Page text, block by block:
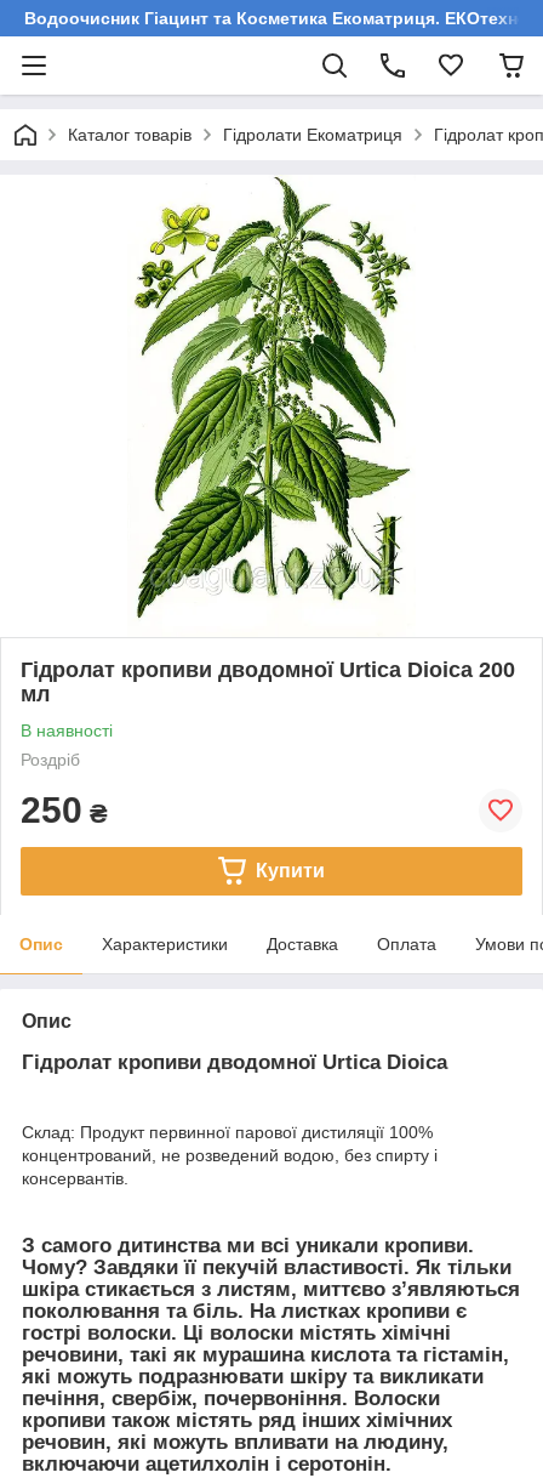
Водоочисник Гіацинт та Косметика Екоматриця.
Каталог товарів Гідролати Екоматриця Гідролат
Гідролат кропиви дводомної Urtica Dioica 200
мл
В наявності
Роздріб
250 ₴
Купити
Опис Характеристики Доставка Оплата Умови
Опис
Гідролат кропиви дводомної Urtica Dioica
Склад: Продукт первинної парової дистиляції 100%
концентрований, не розведений водою, без спирту і
консервантів.
З самого дитинства ми всі уникали кропиви.
Чому? Завдяки її пекучій властивості. Як тільки
шкіра стикається з листям, миттєво з’являються
поколювання та біль. На листках кропиви є
гострі волоски. Ці волоски містять хімічні
речовини, такі як мурашина кислота та гістамін,
які можуть подразнювати шкіру та викликати
печіння, свербіж, почервоніння. Волоски
кропиви також містять ряд інших хімічних
речовин, які можуть впливати на людину,
включаючи ацетилхолін і серотонін.